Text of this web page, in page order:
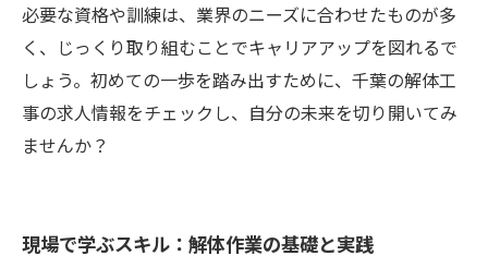
必要な資格や訓練は、業界のニーズに合わせたものが多
く、じっくり取り組むことでキャリアアップを図れるで
しょう。初めての一歩を踏み出すために、千葉の解体工
事の求人情報をチェックし、自分の未来を切り開いてみ
ませんか？
現場で学ぶスキル：解体作業の基礎と実践